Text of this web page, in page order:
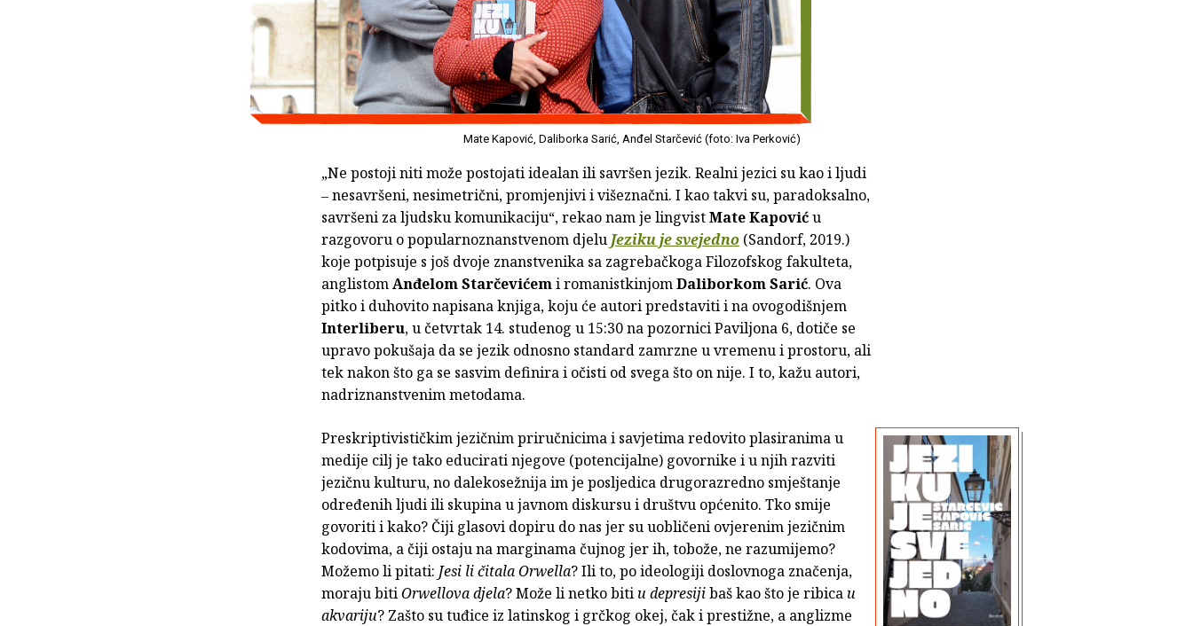
Mate Kapović, Daliborka Sarić, Anđel Starčević (foto: Iva Perković)
„Ne postoji niti može postojati idealan ili savršen jezik. Realni jezici su kao i ljudi
‒ nesavršeni, nesimetrični, promjenjivi i višeznačni. I kao takvi su, paradoksalno,
savršeni za ljudsku komunikaciju“, rekao nam je lingvistMate Kapoviću
razgovoru o popularnoznanstvenom djelu Jeziku je svejedno (Sandorf, 2019.)
koje potpisuje s još dvoje znanstvenika sa zagrebačkoga Filozofskog fakulteta,
anglistomAnđelomStarčevićemi romanistkinjomDaliborkom Sarić. Ova
pitko i duhovito napisana knjiga, koju će autori predstaviti i na ovogodišnjem
Interliberu, u četvrtak 14. studenog u 15:30 na pozornici Paviljona 6, dotiče se
upravo pokušaja da se jezik odnosno standard zamrzne u vremenu i prostoru, ali
tek nakon što ga se sasvim definira i očisti od svega što on nije. I to, kažu autori,
nadriznanstvenim metodama.
Preskriptivističkim jezičnim priručnicima i savjetima redovito plasiranima u
medije cilj je tako educirati njegove (potencijalne) govornike i u njih razviti
jezičnu kulturu, no dalekosežnija im je posljedica drugorazredno smještanje
određenih ljudi ili skupina u javnom diskursu i društvu općenito. Tko smije
govoriti i kako? Čiji glasovi dopiru do nas jer su uobličeni ovjerenim jezičnim
kodovima, a čiji ostaju na marginama čujnog jer ih, tobože, ne razumijemo?
Možemo li pitati: Jesi li čitala Orwella? Ili to, po ideologiji doslovnoga značenja,
moraju bitiOrwellova djela? Može li netko biti udepresijibaš kao što je ribica u
akvariju? Zašto su tuđice iz latinskog i grčkog okej, čak i prestižne, a anglizme